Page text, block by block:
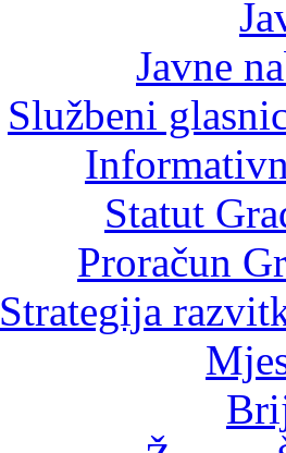
Javne
Službeni
Statut
Proračun
Strategija